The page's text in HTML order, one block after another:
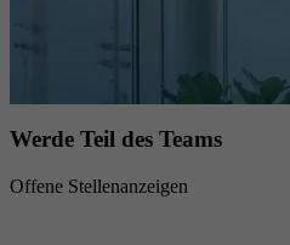
Werde Teil des Teams
Offene Stellenanzeigen